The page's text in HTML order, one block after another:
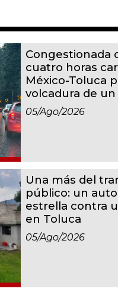
Congestionada
cuatro horas
México-Toluca
volcadura de
05/ago/2026
Una más del
público: un
estrella contra
en Toluca
05/ago/2026